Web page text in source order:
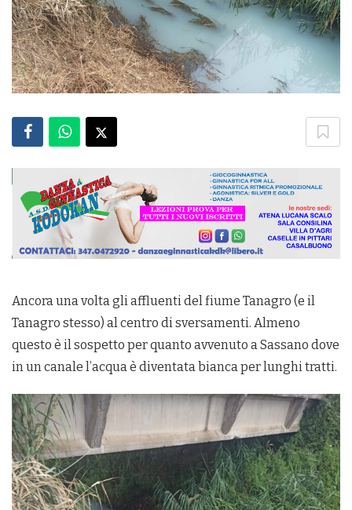
Ancora una volta gli affluenti del fiume Tanagro (e il
Tanagro stesso) al centro di sversamenti. Almeno
questo è il sospetto per quanto avvenuto a Sassano dove
in un canale l’acqua è diventata bianca per lunghi tratti.